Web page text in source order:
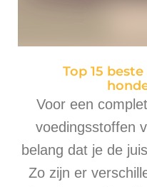
Top 15
Voor een
voedingsstoffen
belang dat je de
Zo zijn er